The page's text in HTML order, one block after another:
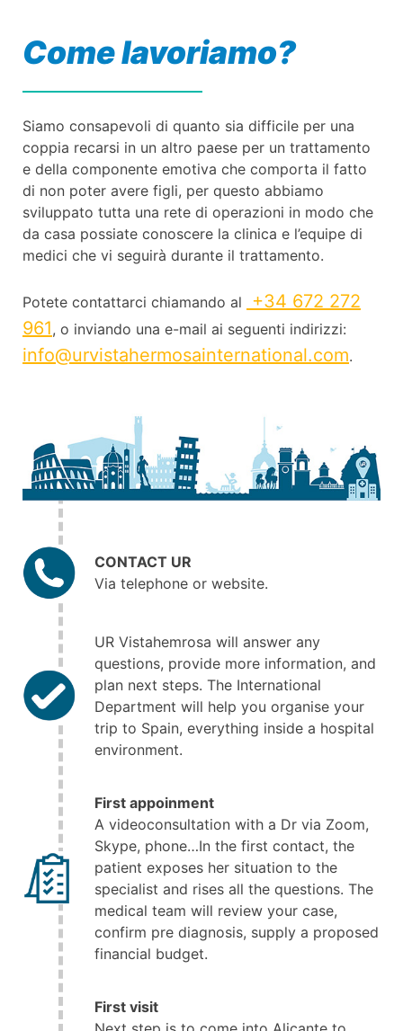
Come lavoriamo?
Siamo consapevoli di quanto sia difficile per una
coppia recarsi in un altro paese per un trattamento
e della componente emotiva che comporta il fatto
di non poter avere figli, per questo abbiamo
sviluppato tutta una rete di operazioni in modo che
da casa possiate conoscere la clinica e l’equipe di
medici che vi seguirà durante il trattamento.
Potete contattarci chiamando al
+34 672 272
961, o inviando una e-mail ai seguenti indirizzi:
info@urvistahermosainternational.com.
CONTACT UR
Via telephone or website.
UR Vistahemrosa will answer any
questions, provide more information, and
plan next steps. The International
Department will help you organise your
trip to Spain, everything inside a hospital
environment.
First appoinment
A videoconsultation with a Dr via Zoom,
Skype, phone…In the first contact, the
patient exposes her situation to the
specialist and rises all the questions. The
medical team will review your case,
confirm pre diagnosis, supply a proposed
financial budget.
First visit